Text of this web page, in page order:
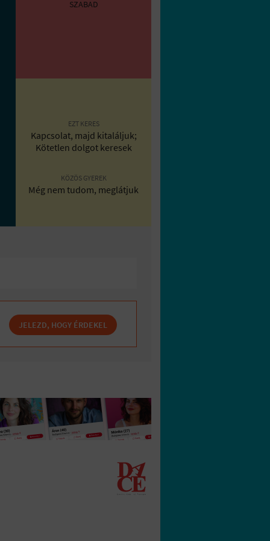
SZABAD
EZT KERES
Kapcsolat, majd kitaláljuk;
Kötetlen dolgot keresek
KÖZÖS GYEREK
Még nem tudom, meglátjuk
JELEZD, HOGY ÉRDEKEL